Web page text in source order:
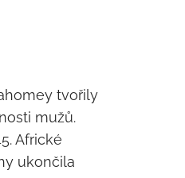
tvořily
mužů.
Africké
ukončila